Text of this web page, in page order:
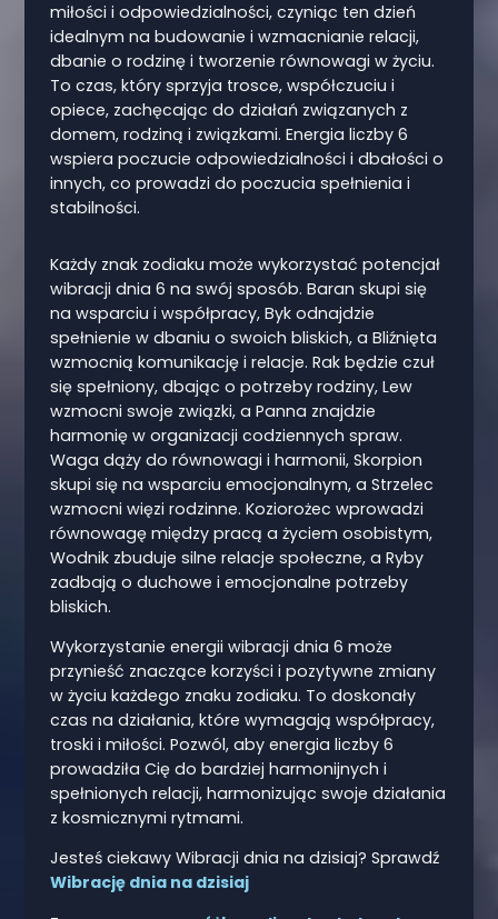
miłości i odpowiedzialności, czyniąc ten dzień
idealnym na budowanie i wzmacnianie relacji,
dbanie o rodzinę i tworzenie równowagi w życiu.
To czas, który sprzyja trosce, współczuciu i
opiece, zachęcając do działań związanych z
domem, rodziną i związkami. Energia liczby 6
wspiera poczucie odpowiedzialności i dbałości o
innych, co prowadzi do poczucia spełnienia i
stabilności.
Każdy znak zodiaku może wykorzystać potencjał
wibracji dnia 6 na swój sposób. Baran skupi się
na wsparciu i współpracy, Byk odnajdzie
spełnienie w dbaniu o swoich bliskich, a Bliźnięta
wzmocnią komunikację i relacje. Rak będzie czuł
się spełniony, dbając o potrzeby rodziny, Lew
wzmocni swoje związki, a Panna znajdzie
harmonię w organizacji codziennych spraw.
Waga dąży do równowagi i harmonii, Skorpion
skupi się na wsparciu emocjonalnym, a Strzelec
wzmocni więzi rodzinne. Koziorożec wprowadzi
równowagę między pracą a życiem osobistym,
Wodnik zbuduje silne relacje społeczne, a Ryby
zadbają o duchowe i emocjonalne potrzeby
bliskich.
Wykorzystanie energii wibracji dnia 6 może
przynieść znaczące korzyści i pozytywne zmiany
w życiu każdego znaku zodiaku. To doskonały
czas na działania, które wymagają współpracy,
troski i miłości. Pozwól, aby energia liczby 6
prowadziła Cię do bardziej harmonijnych i
spełnionych relacji, harmonizując swoje działania
z kosmicznymi rytmami.
Jesteś ciekawy Wibracji dnia na dzisiaj? Sprawdź
Wibrację dnia na dzisiaj